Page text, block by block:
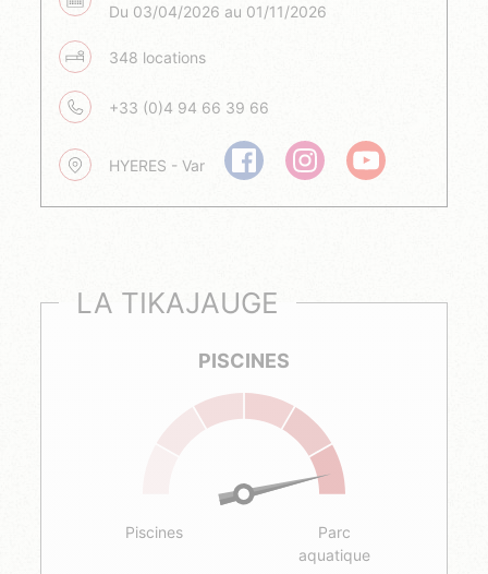
Du 03/04/2026 au 01/11/2026
348 locations
+33 (0)4 94 66 39 66
HYERES - Var
LA TIKAJAUGE
PISCINES
Piscines
Parc
aquatique